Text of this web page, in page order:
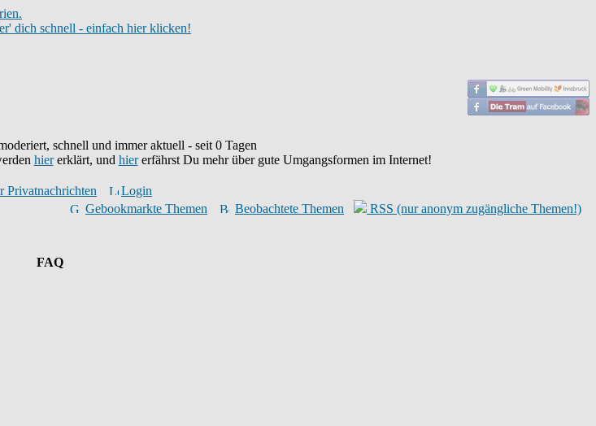
dich schnell - einfach hier klicken!
schnell und immer aktuell - seit 0 Tagen
hiererklärt, und hiererfährst Du mehr über gute Umgangsformen im Internet!
Privatnachrichten
Login
Gebookmarkte Themen
Beobachtete Themen RSS (nur anonym zugängliche Themen!)
FAQ